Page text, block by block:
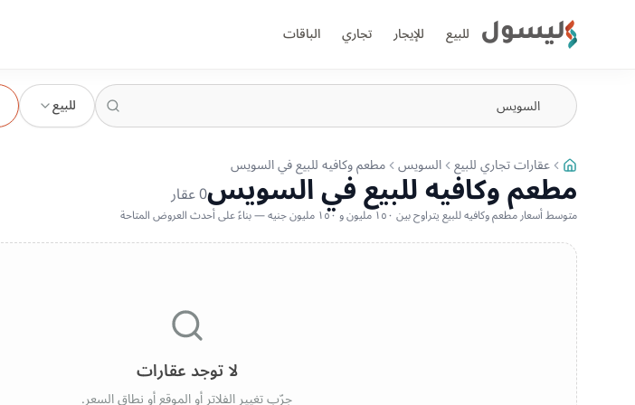
ليسول للبيع للإيجار تجاري الباقات
للبيع
عقارات تجاري للبيع السويس مطعم وكافيه للبيع في السويس
مطعم وكافيه للبيع في السويس0عقار
متوسط أسعار مطعم وكافيه للبيع يتراوح بين ١٥٠ مليون و ١٥٠ مليون جنيه — بناءً على أحدث العروض المتاحة
لا توجد عقارات
جرّب تغيير الفلاتر أو الموقع أو نطاق السعر.